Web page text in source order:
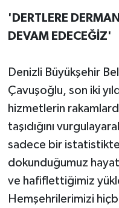
'DERTLERE
DEVAM EDECEĞİZ'
Denizli Büyükşehir
Çavuşoğlu, son iki
hizmetlerin
taşıdığını
sadece bir
dokunduğumuz
ve hafiflettiğimiz
Hemşehrilerimizi